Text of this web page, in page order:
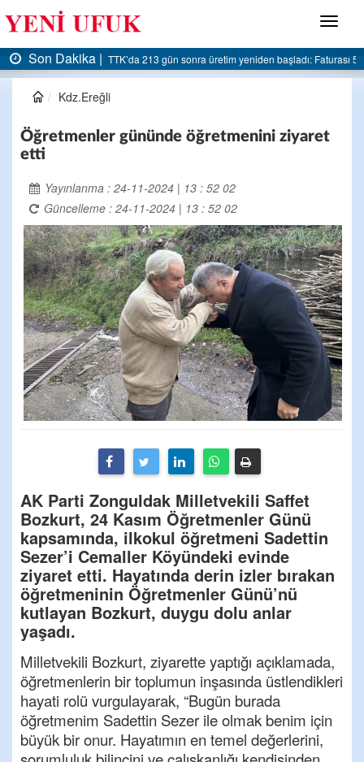
Menü
5 milyar liraya dayandı
Son Dakika |AK Parti Ereğli İlçe Başkanlığı’ndan belediyeye
Kdz.Ereğli
Öğretmenler gününde öğretmenini ziyaret
etti
Yayınlanma : 24-11-2024 | 13 : 52 02
Güncelleme : 24-11-2024 | 13 : 52 02
AK Parti Zonguldak Milletvekili Saffet
Bozkurt, 24 Kasım Öğretmenler Günü
kapsamında, ilkokul öğretmeni Sadettin
Sezer’i Cemaller Köyündeki evinde
ziyaret etti. Hayatında derin izler bırakan
öğretmeninin Öğretmenler Günü’nü
kutlayan Bozkurt, duygu dolu anlar
yaşadı.
Milletvekili Bozkurt, ziyarette yaptığı açıklamada,
öğretmenlerin bir toplumun inşasında üstlendikleri
hayati rolü vurgulayarak, “Bugün burada
öğretmenim Sadettin Sezer ile olmak benim için
büyük bir onur. Hayatımın en temel değerlerini,